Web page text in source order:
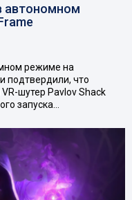
автономном
режиме на
подтвердили, что
шутер Pavlov Shack
запуска…